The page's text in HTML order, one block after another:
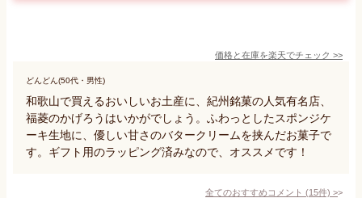
価格と在庫を楽天でチェック >>
どんどん(50代・男性)
和歌山で買えるおいしいお土産に、紀州銘菓の人気有名店、
福菱のかげろうはいかがでしょう。ふわっとしたスポンジケ
ーキ生地に、優しい甘さのバタークリームを挟んだお菓子で
す。ギフト用のラッピング済みなので、オススメです！
全てのおすすめコメント (15件) >